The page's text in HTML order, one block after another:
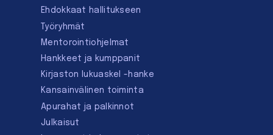
Ehdokkaat hallitukseen
Työryhmät
Mentorointi­ohjelmat
Hankkeet ja kumppanit
Kirjaston lukuaskel -hanke
Kansainvälinen toiminta
Apurahat ja palkinnot
Julkaisut